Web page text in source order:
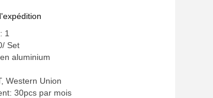
1
Set
aluminium
Western Union
30pcs par mois